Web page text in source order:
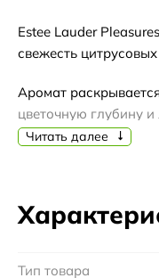
Estee Lauder
свежесть
Аромат
цветочную глубину
Пирамида
Верхние ноты:
Читать далее
Тип товара